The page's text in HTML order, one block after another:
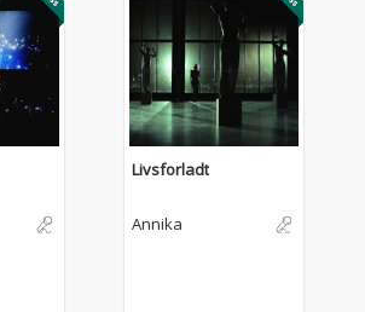
Livsforladt
Annika